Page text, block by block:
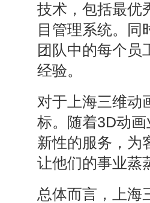
技术，包括最优
目管理系统。同
团队中的每个员
经验。
对于上海三维动
标。随着3D动
新性的服务，为
让他们的事业蒸
总体而言，上海